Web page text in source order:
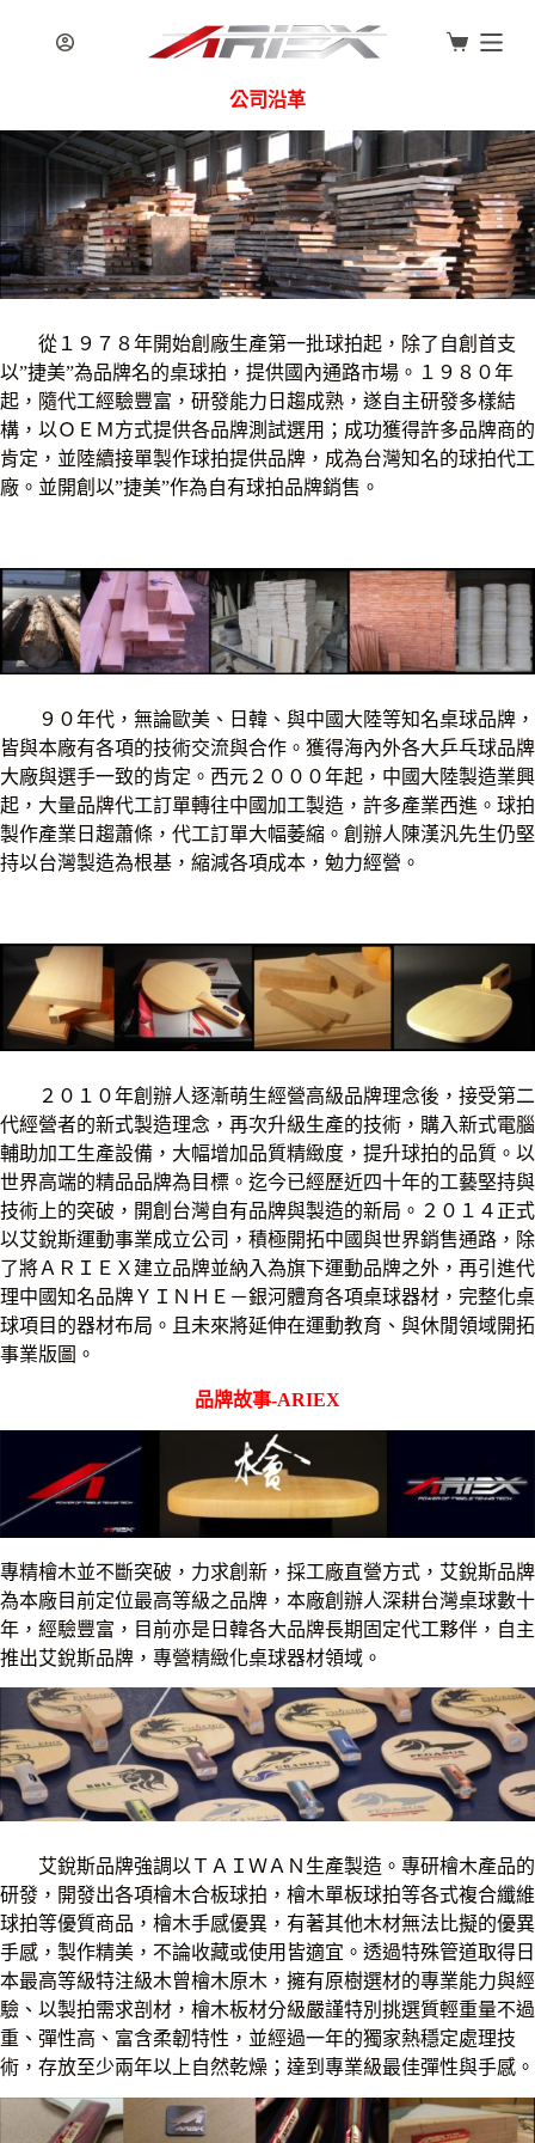
內
公司沿革
從１９７８年開始創廠生產第一批球拍起，除了自創首支
以”捷美”為品牌名的桌球拍，提供國內通路市場。１９８０年
起，隨代工經驗豐富，研發能力日趨成熟，遂自主研發多樣結
構，以ＯＥＭ方式提供各品牌測試選用；成功獲得許多品牌商的
肯定，並陸續接單製作球拍提供品牌，成為台灣知名的球拍代工
廠。並開創以”捷美”作為自有球拍品牌銷售。
９０年代，無論歐美、日韓、與中國大陸等知名桌球品牌，
皆與本廠有各項的技術交流與合作。獲得海內外各大乒乓球品牌
大廠與選手一致的肯定。西元２０００年起，中國大陸製造業興
起，大量品牌代工訂單轉往中國加工製造，許多產業西進。球拍
製作產業日趨蕭條，代工訂單大幅萎縮。創辦人陳漢汎先生仍堅
持以台灣製造為根基，縮減各項成本，勉力經營。
２０１０年創辦人逐漸萌生經營高級品牌理念後，接受第二
代經營者的新式製造理念，再次升級生產的技術，購入新式電腦
輔助加工生產設備，大幅增加品質精緻度，提升球拍的品質。以
世界高端的精品品牌為目標。迄今已經歷近四十年的工藝堅持與
技術上的突破，開創台灣自有品牌與製造的新局。２０１４正式
以艾銳斯運動事業成立公司，積極開拓中國與世界銷售通路，除
了將ＡＲＩＥＸ建立品牌並納入為旗下運動品牌之外，再引進代
理中國知名品牌ＹＩＮＨＥ－銀河體育各項桌球器材，完整化桌
球項目的器材布局。且未來將延伸在運動教育、與休閒領域開拓
事業版圖。
品牌故事-ARIEX
專精檜木並不斷突破，力求創新，採工廠直營方式，艾銳斯品牌
為本廠目前定位最高等級之品牌，本廠創辦人深耕台灣桌球數十
年，經驗豐富，目前亦是日韓各大品牌長期固定代工夥伴，自主
推出艾銳斯品牌，專營精緻化桌球器材領域。
艾銳斯品牌強調以ＴＡＩＷＡＮ生產製造。專研檜木產品的
研發，開發出各項檜木合板球拍，檜木單板球拍等各式複合纖維
球拍等優質商品，檜木手感優異，有著其他木材無法比擬的優異
手感，製作精美，不論收藏或使用皆適宜。透過特殊管道取得日
本最高等級特注級木曾檜木原木，擁有原樹選材的專業能力與經
驗、以製拍需求剖材，檜木板材分級嚴謹特別挑選質輕重量不過
重、彈性高、富含柔韌特性，並經過一年的獨家熱穩定處理技
術，存放至少兩年以上自然乾燥；達到專業級最佳彈性與手感。